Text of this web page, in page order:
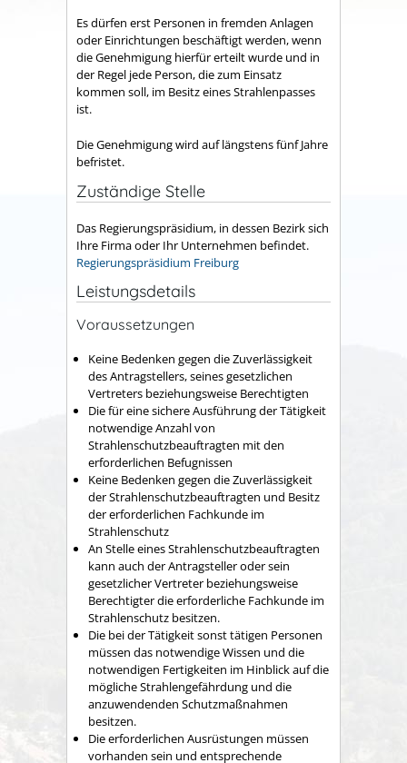
Es dürfen erst Personen in fremden Anlagen
oder Einrichtungen beschäftigt werden, wenn
die Genehmigung hierfür erteilt wurde und in
der Regel jede Person, die zum Einsatz
kommen soll, im Besitz eines Strahlenpasses
ist.
Die Genehmigung wird auf längstens fünf Jahre
befristet.
Zuständige Stelle
Das Regierungspräsidium, in dessen Bezirk sich
Ihre Firma oder Ihr Unternehmen befindet.
Regierungspräsidium Freiburg
Leistungsdetails
Voraussetzungen
Keine Bedenken gegen die Zuverlässigkeit
des Antragstellers, seines gesetzlichen
Vertreters beziehungsweise Berechtigten
Die für eine sichere Ausführung der Tätigkeit
notwendige Anzahl von
Strahlenschutzbeauftragten mit den
erforderlichen Befugnissen
Keine Bedenken gegen die Zuverlässigkeit
der Strahlenschutzbeauftragten und Besitz
der erforderlichen Fachkunde im
Strahlenschutz
An Stelle eines Strahlenschutzbeauftragten
kann auch der Antragsteller oder sein
gesetzlicher Vertreter beziehungsweise
Berechtigter die erforderliche Fachkunde im
Strahlenschutz besitzen.
Die bei der Tätigkeit sonst tätigen Personen
müssen das notwendige Wissen und die
notwendigen Fertigkeiten im Hinblick auf die
mögliche Strahlengefährdung und die
anzuwendenden Schutzmaßnahmen
besitzen.
Die erforderlichen Ausrüstungen müssen
vorhanden sein und entsprechende